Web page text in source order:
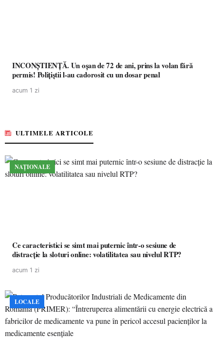
INCONȘTIENȚĂ. Un oșan de 72 de ani, prins la volan fără
permis! Polițiștii l-au cadorosit cu un dosar penal
acum 1 zi
ULTIMELE ARTICOLE
NAȚIONALE
Ce caracteristici se simt mai puternic într-o sesiune de
distracție la sloturi online: volatilitatea sau nivelul RTP?
acum 1 zi
LOCALE